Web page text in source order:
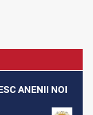
ANENII NOI